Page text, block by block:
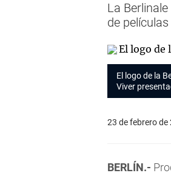
La
de
El logo de la
Viver
23 de febrero de
BERLÍN.-